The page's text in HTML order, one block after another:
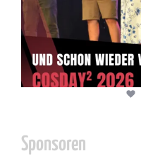
Sponsoren